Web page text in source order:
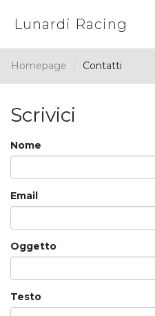
Lunardi Racing
Homepage Contatti
Scrivici
Nome
Email
Oggetto
Testo